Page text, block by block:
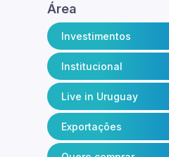
Área
Investimentos
Institucional
Live in Uruguay
Exportações